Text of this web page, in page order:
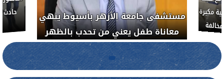
مستشفى جامعة
معاناة طفل
الدواء المصرية يشن حملة رقابية مكبرة
لضبط المنشآت الطبية المخالفة.....